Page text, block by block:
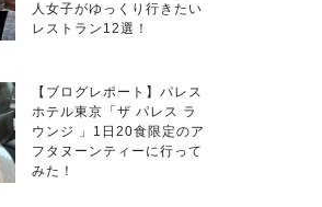
人女子がゆっくり行きたい
レストラン12選！
【ブログレポート】パレス
ホテル東京「ザ パレス ラ
ウンジ 」1日20食限定のア
フタヌーンティーに行って
みた！